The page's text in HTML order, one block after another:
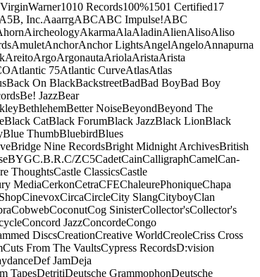
VirginWarner1010 Records100%1501 Certified17
A5B, Inc.AaarrgABCABC Impulse!ABC
AircheologyAkarmaAlaAladinAlienAlisoAliso
AmuletAnchorAnchor LightsAngelAngeloAnnapurna
AreitoArgoArgonautaAriolaAristaArista
Atlantic 75Atlantic CurveAtlasAtlas
Back On BlackBackstreetBadBad BoyBad Boy
Be! JazzBear
BethlehemBetter NoiseBeyondBeyond The
Black CatBlack ForumBlack JazzBlack LionBlack
Blue ThumbBluebirdBlues
Bridge Nine RecordsBright Midnight ArchivesBritish
BYGC.B.R.C/ZC5CadetCainCalligraphCamelCan-
ThoughtsCastle ClassicsCastle
MediaCerkonCetraCFEChaleurePhoniqueChapa
CinevoxCircaCircleCity SlangCityboyClan
CobwebCoconutCog SinisterCollector'sCollector's
Concord JazzConcordeCongo
DiscsCreationCreative WorldCreoleCriss Cross
Cuts From The VaultsCypress RecordsD:vision
Def JamDeja
TapesDetritiDeutsche GrammophonDeutsche